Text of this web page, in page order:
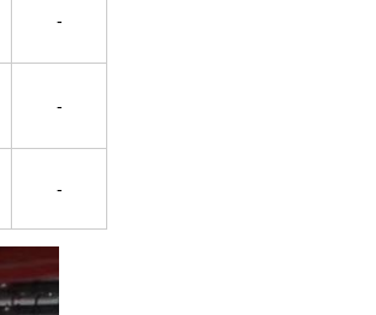
Nachricht
zurück!
-
-
-